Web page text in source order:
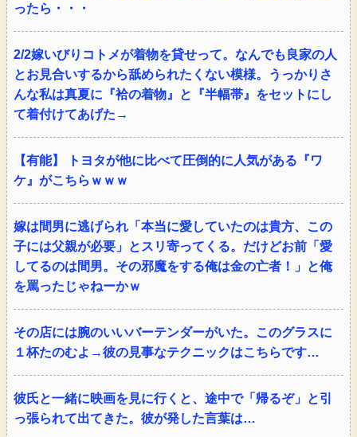
ったら・・・
2/2嫁いびりコトメが着物を貸せって。なんでも良家の人
とお見合いするから舐められたくない模様。うっかりさ
んな私は真夏に『袷の着物』と『半幅帯』をセットにし
て着付けてあげた→
【有能】 トヨタが他に比べて圧倒的に人気がある『ワ
ケ』がこちらｗｗｗ
嫁は間男に逃げられ「本当に愛していたのは貴方、この
子には父親が必要」とスリ寄ってくる。だけどお前「愛
してるのは間男。その邪魔をする俺は金の亡者！」と俺
を罵ったじゃねーかｗ
その店には腕のいいバーテンダーがいた。このグラスに
１杯たのむよ→彼の見事なテクニックはこちらです…
彼氏と一緒に映画を見に行くと、途中で「帰るぞ」と引
っ張られて出てきた。彼が発した言葉は…